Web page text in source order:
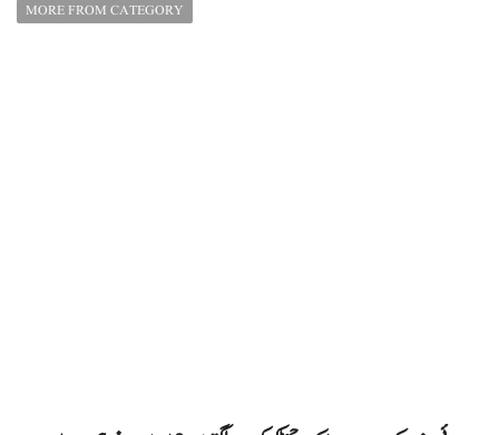
MORE FROM CATEGORY